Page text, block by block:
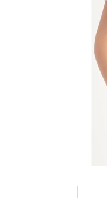
ŠATY S